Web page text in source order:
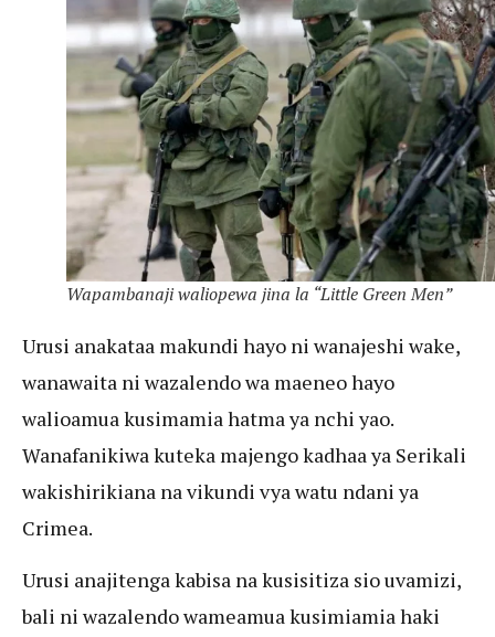
Wapambanaji waliopewa jina la “Little Green Men”
Urusi anakataa makundi hayo ni wanajeshi wake,
wanawaita ni wazalendo wa maeneo hayo
walioamua kusimamia hatma ya nchi yao.
Wanafanikiwa kuteka majengo kadhaa ya Serikali
wakishirikiana na vikundi vya watu ndani ya
Crimea.
Urusi anajitenga kabisa na kusisitiza sio uvamizi,
bali ni wazalendo wameamua kusimiamia haki